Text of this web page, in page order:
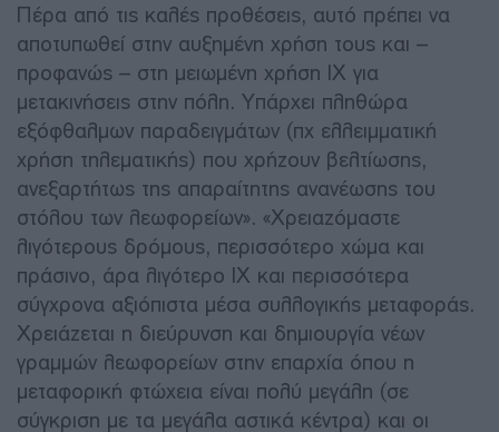
Πέρα από τις καλές προθέσεις, αυτό πρέπει να
αποτυπωθεί στην αυξημένη χρήση τους και –
προφανώς – στη μειωμένη χρήση ΙΧ για
μετακινήσεις στην πόλη. Υπάρχει πληθώρα
εξόφθαλμων παραδειγμάτων (πχ ελλειμματική
χρήση τηλεματικής) που χρήζουν βελτίωσης,
ανεξαρτήτως της απαραίτητης ανανέωσης του
στόλου των λεωφορείων». «Χρειαζόμαστε
λιγότερους δρόμους, περισσότερο χώμα και
πράσινο, άρα λιγότερο ΙΧ και περισσότερα
σύγχρονα αξιόπιστα μέσα συλλογικής μεταφοράς.
Χρειάζεται η διεύρυνση και δημιουργία νέων
γραμμών λεωφορείων στην επαρχία όπου η
μεταφορική φτώχεια είναι πολύ μεγάλη (σε
σύγκριση με τα μεγάλα αστικά κέντρα) και οι